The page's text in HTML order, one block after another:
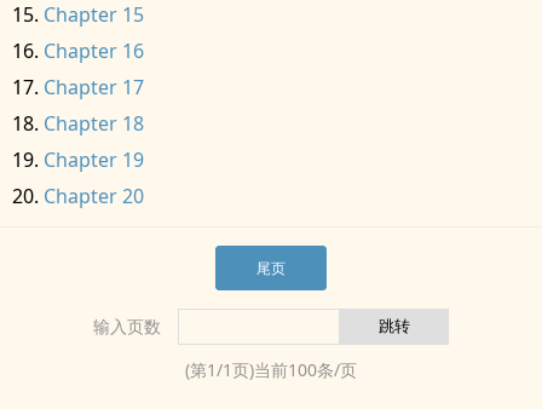
Chapter 15
Chapter 16
Chapter 17
Chapter 18
Chapter 19
Chapter 20
尾页
输入页数
(第1/1页)当前100条/页